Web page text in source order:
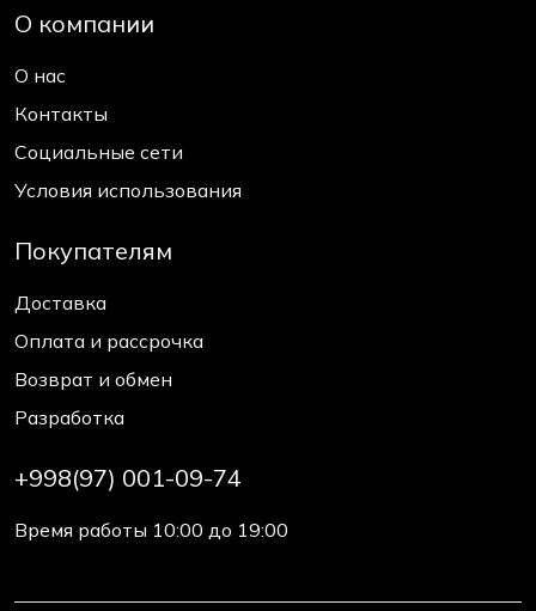
О компании
О нас
Контакты
Социальные сети
Условия использования
Покупателям
Доставка
Оплата и рассрочка
Возврат и обмен
Разработка
+998(97) 001-09-74
Время работы 10:00 до 19:00